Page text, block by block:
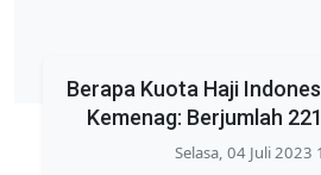
Berapa Kuota Haji
Kemenag: Berjumlah
Selasa, 04 Juli 2023